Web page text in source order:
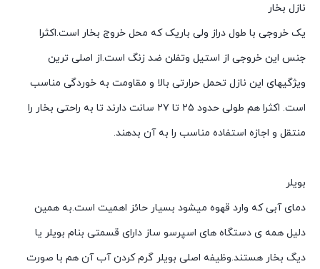
نازل بخار
یک خروجی با طول دراز ولی باریک که محل خروج بخار است.اکثرا
جنس این خروجی از استیل وتفلن ضد زنگ است.از اصلی ترین
ویژگیهای این نازل تحمل حرارتی بالا و مقاومت به خوردگی مناسب
است. اکثرا هم طولی حدود ۲۵ تا ۲۷ سانت دارند تا به راحتی بخار را
منتقل و اجازه استفاده مناسب را به آن بدهند.
بویلر
دمای آبی که وارد قهوه میشود بسیار حائز اهمیت است.به همین
دلیل همه ی دستگاه های اسپرسو ساز دارای قسمتی بنام بویلر یا
دیگ بخار هستند.وظیفه اصلی بویلر گرم کردن آب آن هم با صورت